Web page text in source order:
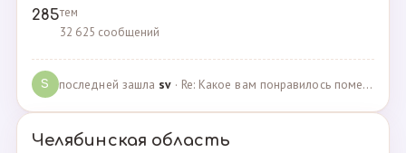
285тем
32 625 сообщений
S последней зашла sv· Re: Какое вам понравилось помещения для проведения … · 07.05.2025
Челябинская область